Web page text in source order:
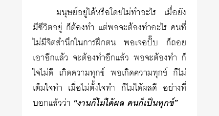
มนุษย์อยู่ได้หรือโดยไม่ทำอะไร เมื่อยัง
มีชีวิตอยู่ ก็ต้องทำ แต่พอจะต้องทำอะไร คนที่
ไม่มีจิตสำนึกในการฝึกตน พอเจอปั๊บ ก็ถอย
เอาอีกแล้ว จะต้องทำอีกแล้ว พอจะต้องทำ ก็
ใจไม่ดี เกิดความทุกข์ พอเกิดความทุกข์ ก็ไม่
เต็มใจทำ เมื่อไม่ตั้งใจทำ ก็ไม่ได้ผลดี อย่างที่
บอกแล้วว่า “งานก็ไม่ได้ผล คนก็เป็นทุกข์”